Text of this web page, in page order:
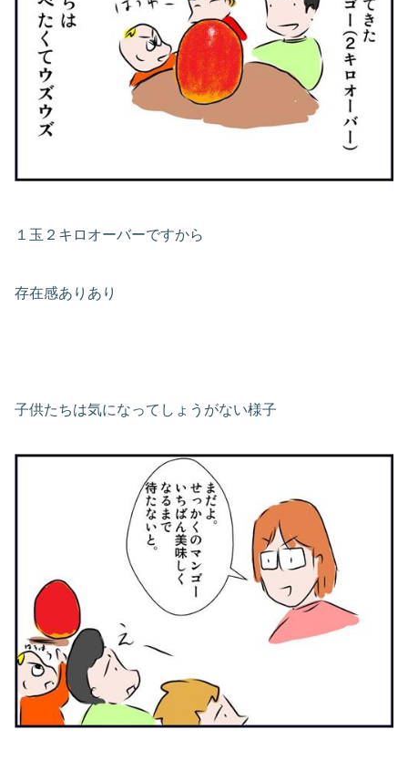
１玉２キロオーバーですから
存在感ありあり
子供たちは気になってしょうがない様子